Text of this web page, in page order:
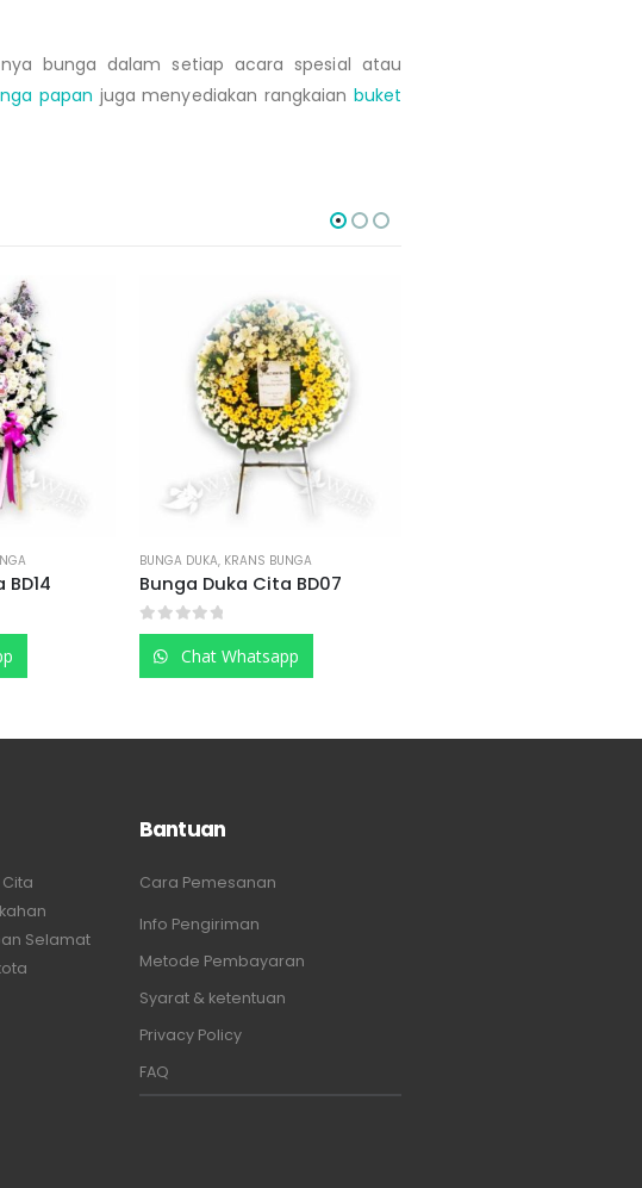
bunga dalam setiap acara spesial atau
papan juga menyediakan rangkaian buket
BUNGA
Cita BD07
BUNGA DUKA ,KRANS BUNGA
Bunga Duka BD02
0out of 5
Chat Whatsapp
Selamat
Bantuan
Cara Pemesanan
Info Pengiriman
Metode Pembayaran
Syarat & ketentuan
Privacy Policy
FAQ